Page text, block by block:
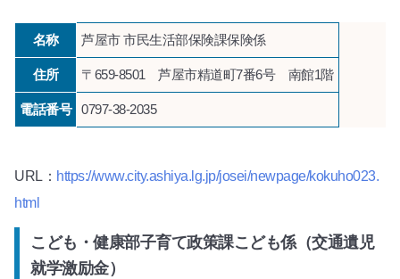
名称 芦屋市 市民生活部保険課保険係
住所 〒659-8501 芦屋市精道町7番6号 南館1階
電話番号 0797-38-2035
URL： https://www.city.ashiya.lg.jp/josei/newpage/kokuho023.
html
こども・健康部子育て政策課こども係（交通遺児
就学激励金）